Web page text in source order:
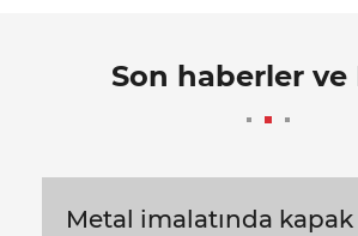
Son haberler ve
Metal imalatında kapak